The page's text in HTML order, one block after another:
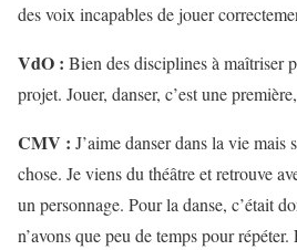
des voix incapables de jouer
VdO : Bien des disciplines à maîtriser
projet. Jouer, danser, c’est une
CMV : J’aime danser dans la vie mais
chose. Je viens du théâtre et retrouve
un personnage. Pour la danse, c’était
n’avons que peu de temps pour